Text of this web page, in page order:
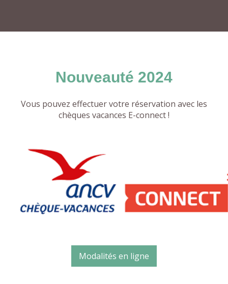
Nouveauté 2024
Vous pouvez effectuer votre réservation avec les
chèques vacances E-connect !
Modalités en ligne